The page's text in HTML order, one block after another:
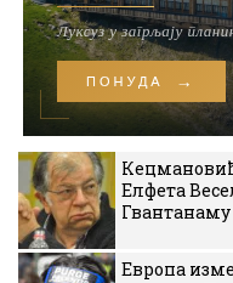
Елфета
Европа